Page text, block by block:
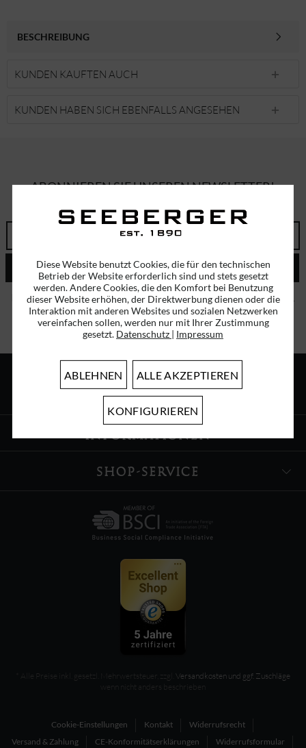
BESCHREIBUNG
KUNDEN KAUFTEN AUCH
KUNDEN HABEN SICH EBENFALLS ANGESEHEN
ABONNIEREN SIE UNSEREN NEWSLETTER!
ABSENDEN
Ich habe dieDatenschutzbestimmungenzur Kenntnis genommen.
ÜBER UNS
INFORMATIONEN
SHOP-SERVICE
* Alle Preise inkl. gesetzl. Mehrwertsteuer, zzgl. Versandkosten und ggf. Zuschläge
wenn nicht anders beschrieben
Cookie-Einstellungen Kontakt
Widerrufsrecht
Versand & Zahlung
CE-Konformitätserklärungen
Widerrufsformular
Diese Website benutzt Cookies, die für den technischen
Betrieb der Website erforderlich sind und stets gesetzt
werden. Andere Cookies, die den Komfort bei Benutzung
dieser Website erhöhen, der Direktwerbung dienen oder die
Interaktion mit anderen Websites und sozialen Netzwerken
vereinfachen sollen, werden nur mit Ihrer Zustimmung
gesetzt. Datenschutz | Impressum
ABLEHNEN ALLE AKZEPTIEREN
KONFIGURIEREN